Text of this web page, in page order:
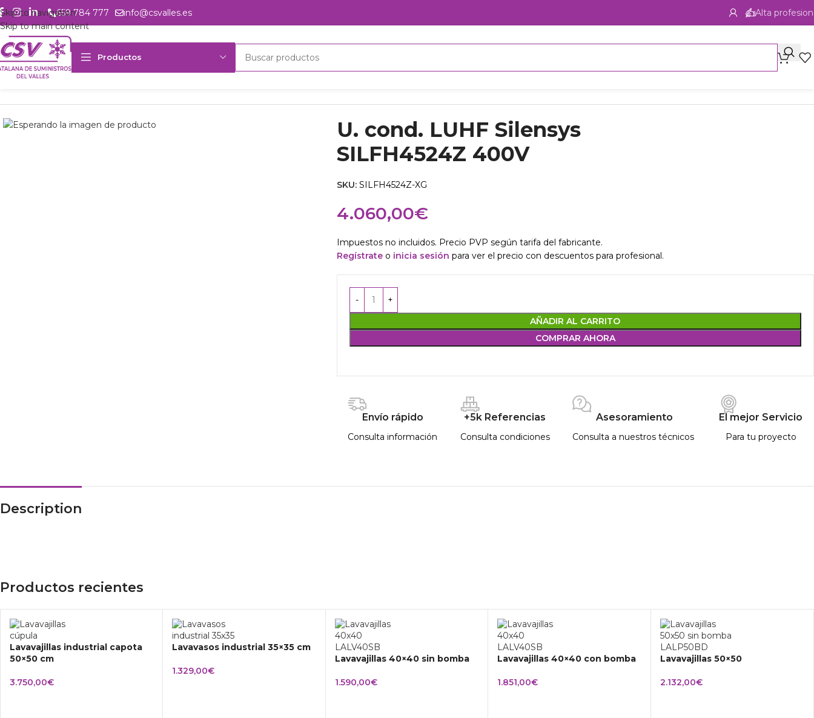
Skip to navigation
Skip to main content
659 784 777 info@csvalles.es Alta
Productos
Inicio Productos
U. cond. LUHF Silensys
SILFH4524Z 400V
SKU: SILFH4524Z-XG
4.060,00€
Impuestos no incluidos. Precio PVP según tarifa del fabricante.
Regístrateo inicia sesión para ver el precio con descuentos para profesional.
AÑADIR AL CARRITO
COMPRAR AHORA
Envío rápido
Consulta información
+5k Referencias
Consulta condiciones
Asesoramiento
Consulta a nuestros técnicos
El mejor Servicio
Para tu proyecto
Description
Productos recientes
Lavavajillas industrial capota
50×50 cm
3.750,00€
Lavavasos industrial 35×35 cm
1.329,00€
Lavavajillas 40×40 sin bomba
1.590,00€
Lavavajillas 40×40 con bomba
1.851,00€
Lavavajillas 50×50
2.132,00€